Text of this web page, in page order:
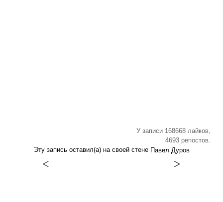
У записи 168668 лайков,
4693 репостов.
Эту запись оставил(а) на своей стене Павел Дуров
< >